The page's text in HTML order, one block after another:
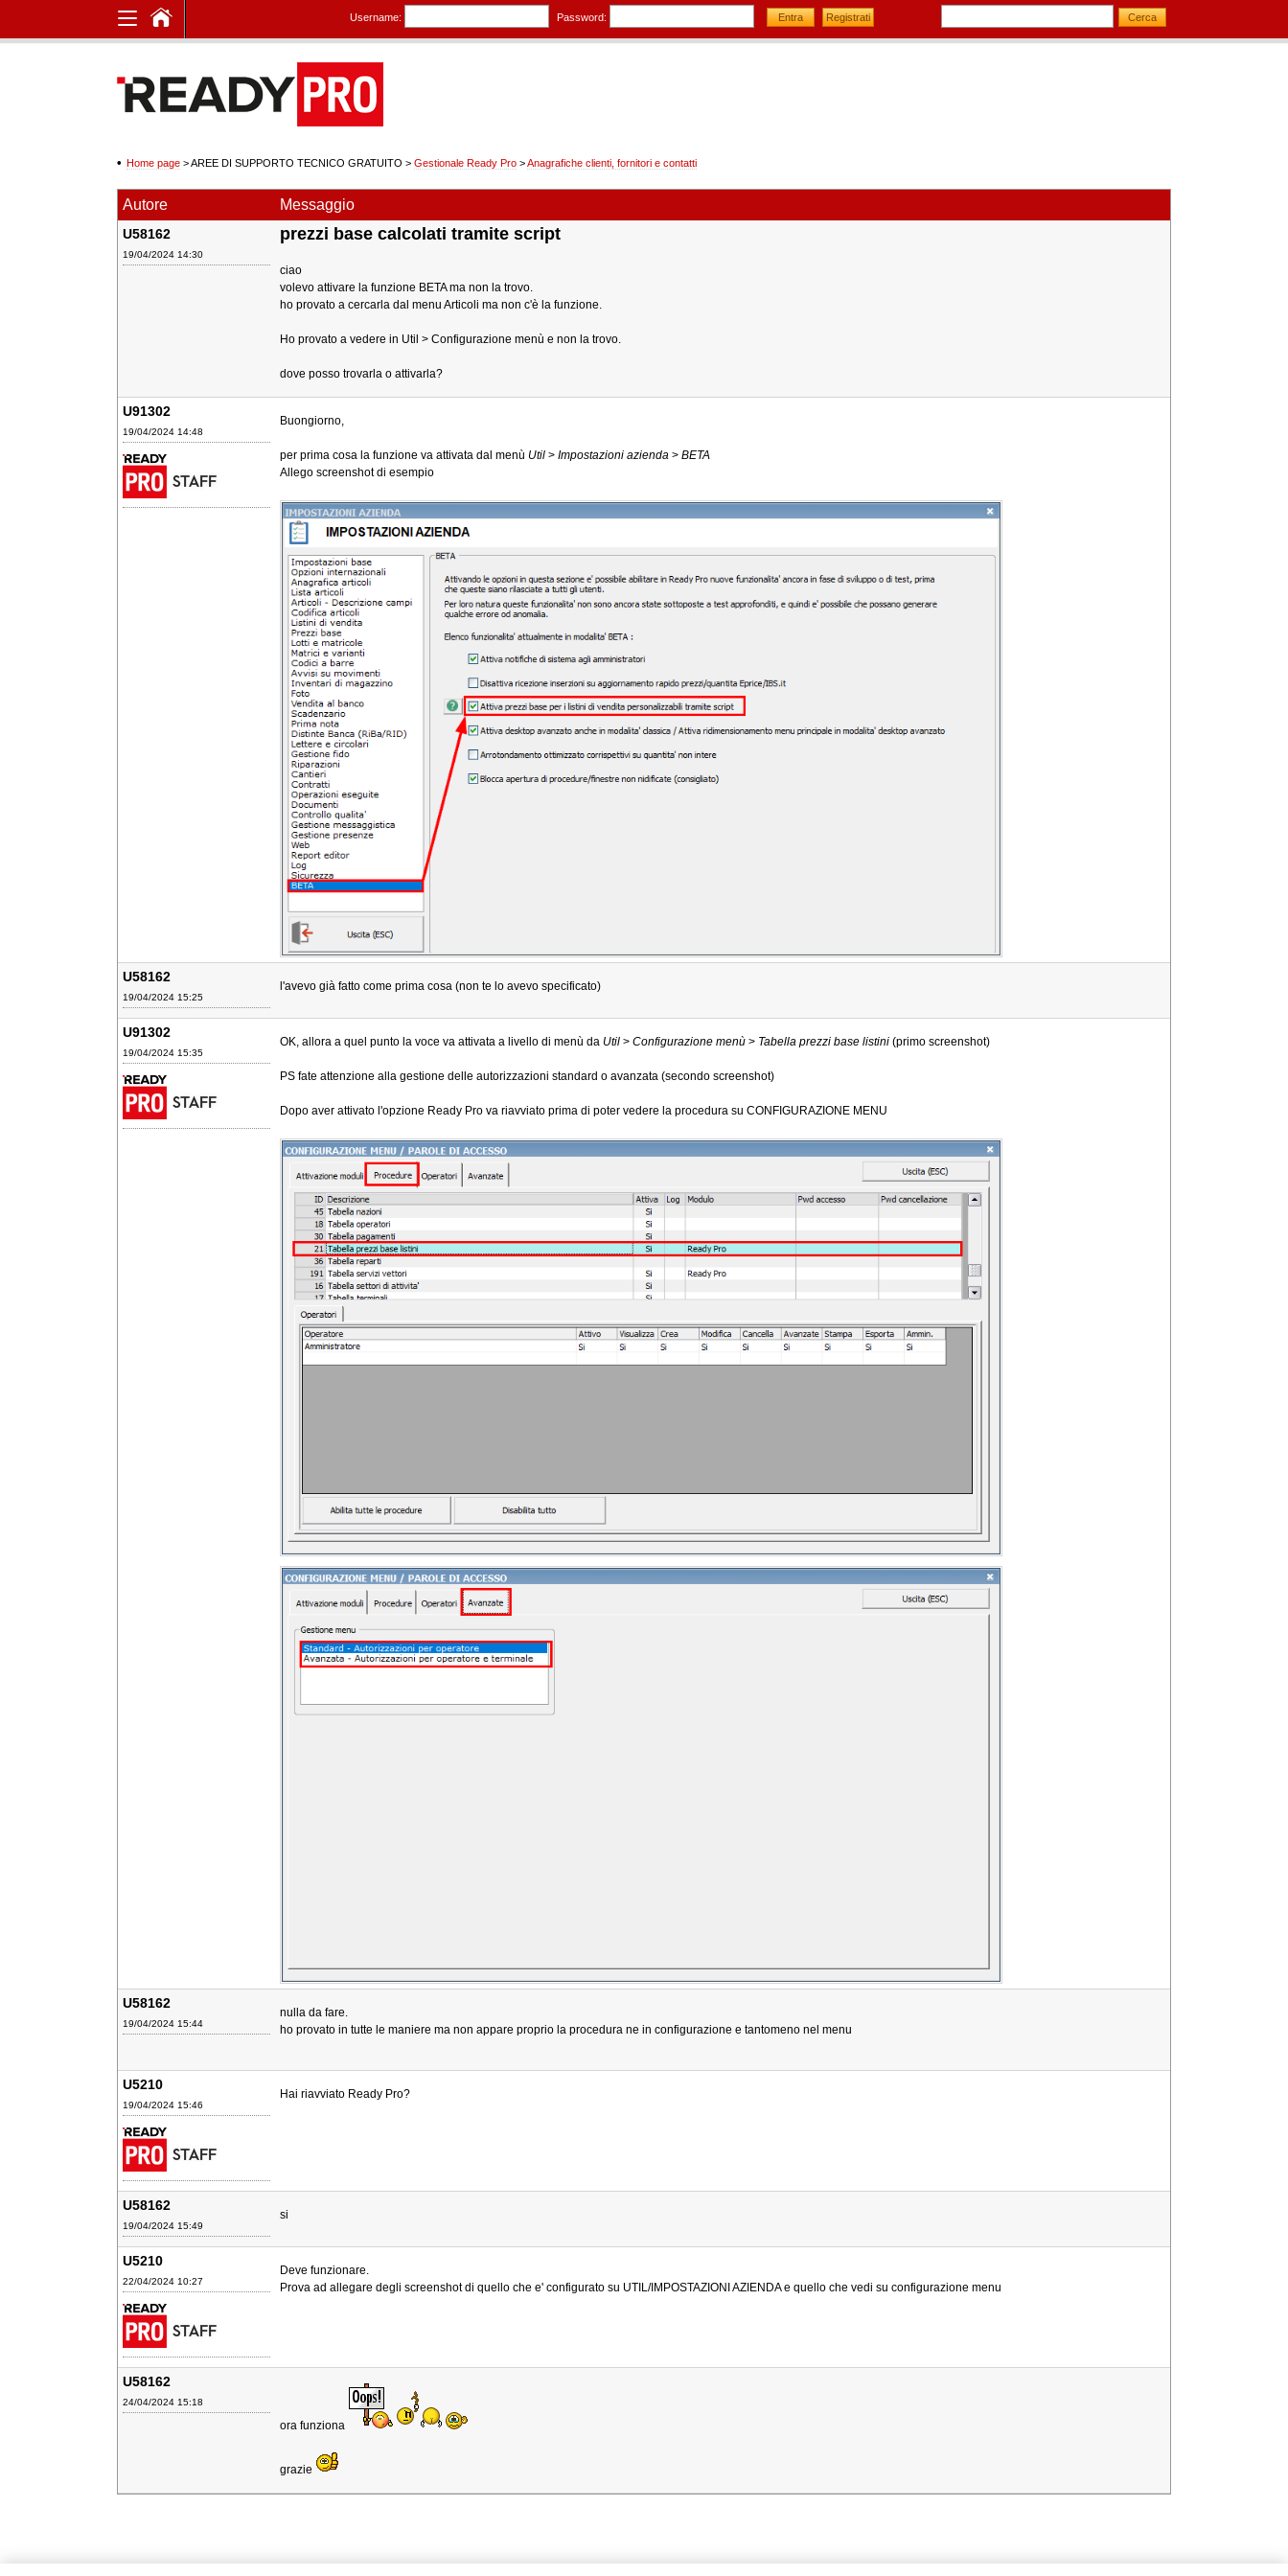
Username: Password:
Home page > AREE DI SUPPORTO TECNICO GRATUITO > Gestionale Ready Pro >Anagrafiche clienti, fornitori e contatti
Autore Messaggio
U58162
19/04/2024 14:30
prezzi base calcolati tramite script
ciao
volevo attivare la funzione BETA ma non la trovo.
ho provato a cercarla dal menu Articoli ma non c'è la funzione.
Ho provato a vedere in Util > Configurazione menù e non la trovo.
dove posso trovarla o attivarla?
U91302
19/04/2024 14:48
Buongiorno,
per prima cosa la funzione va attivata dal menù Util > Impostazioni azienda > BETA
Allego screenshot di esempio
U58162
19/04/2024 15:25
l'avevo già fatto come prima cosa (non te lo avevo specificato)
U91302
19/04/2024 15:35
OK, allora a quel punto la voce va attivata a livello di menù da Util > Configurazione menù > Tabella prezzi base listini (primo screenshot)
PS fate attenzione alla gestione delle autorizzazioni standard o avanzata (secondo screenshot)
Dopo aver attivato l'opzione Ready Pro va riavviato prima di poter vedere la procedura su CONFIGURAZIONE MENU
U58162
19/04/2024 15:44
nulla da fare.
ho provato in tutte le maniere ma non appare proprio la procedura ne in configurazione e tantomeno nel menu
U5210
19/04/2024 15:46
Hai riavviato Ready Pro?
U58162
19/04/2024 15:49
si
U5210
22/04/2024 10:27
Deve funzionare.
Prova ad allegare degli screenshot di quello che e' configurato su UTIL/IMPOSTAZIONI AZIENDA e quello che vedi su configurazione menu
U58162
24/04/2024 15:18
ora funziona
grazie